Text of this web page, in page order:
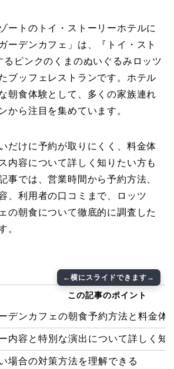
ートのトイ・ストーリーホテルに
ーデンカフェ」は、『トイ・スト
るピンクのくまのぬいぐるみロッツ
ブッフェレストランです。ホテル
朝食体験として、多くの家族連れ
から注目を集めています。
だけに予約が取りにくく、料金体
内容について詳しく知りたい方も
事では、営業時間から予約方法、
、利用者の口コミまで、ロッツ
の朝食について徹底的に調査した
。
この記事のポイント
デンカフェの朝食予約方法と料金体
内容と特別な演出について詳しく知
場合の対策方法を理解できる